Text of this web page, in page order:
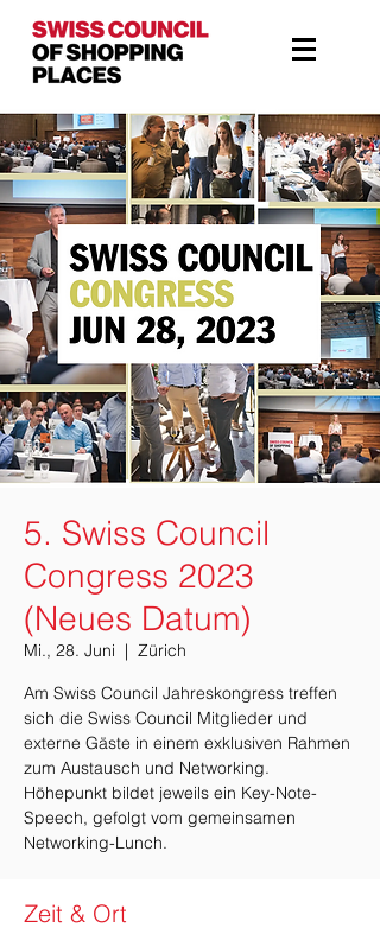
5. Swiss Council
Congress 2023
(Neues Datum)
Mi., 28. Juni
  |
Zürich
Am Swiss Council Jahreskongress treffen
sich die Swiss Council Mitglieder und
externe Gäste in einem exklusiven Rahmen
zum Austausch und Networking.
Höhepunkt bildet jeweils ein Key-Note-
Speech, gefolgt vom gemeinsamen
Networking-Lunch.
Zeit & Ort